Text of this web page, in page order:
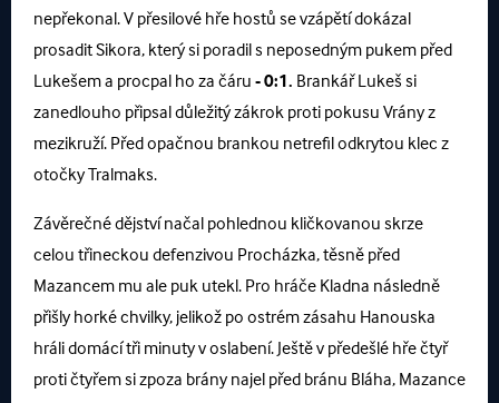
nepřekonal. V přesilové hře hostů se vzápětí dokázal
prosadit Sikora, který si poradil s neposedným pukem před
Lukešem a procpal ho za čáru - 0:1. Brankář Lukeš si
zanedlouho připsal důležitý zákrok proti pokusu Vrány z
mezikruží. Před opačnou brankou netrefil odkrytou klec z
otočky Tralmaks.
Závěrečné dějství načal pohlednou kličkovanou skrze
celou třineckou defenzivou Procházka, těsně před
Mazancem mu ale puk utekl. Pro hráče Kladna následně
přišly horké chvilky, jelikož po ostrém zásahu Hanouska
hráli domácí tři minuty v oslabení. Ještě v předešlé hře čtyř
proti čtyřem si zpoza brány najel před bránu Bláha, Mazance